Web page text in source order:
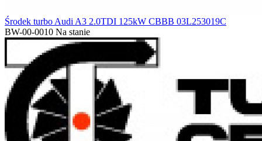
Środek turbo Audi A3 2.0TDI 125kW CBBB 03L253019C
BW-00-0010 Na stanie